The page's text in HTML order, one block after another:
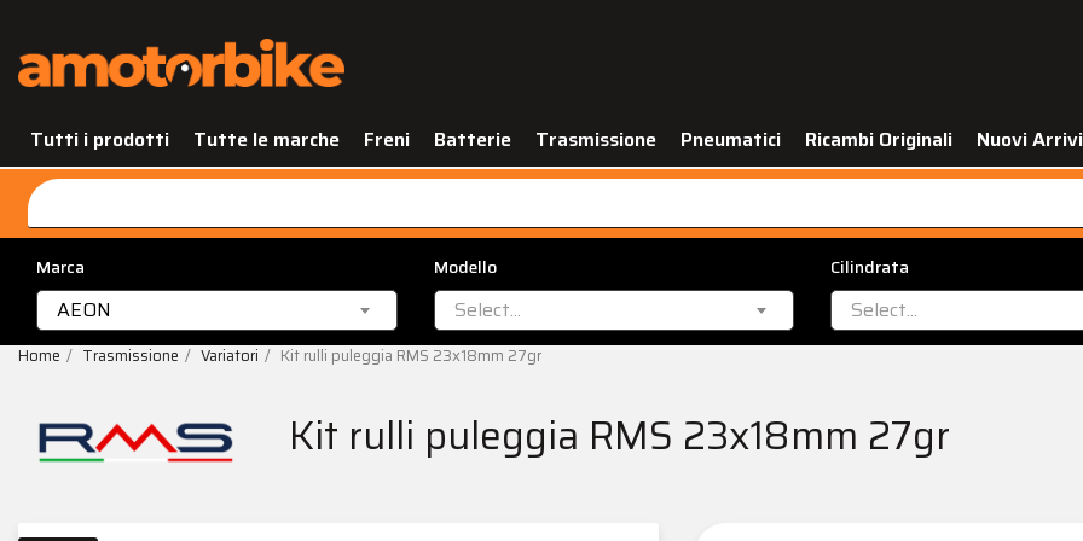
Tutti i prodotti Tutte le marche Freni Batterie Trasmissione Pneumatici Ricambi Originali Nuovi Arrivi
Marca
AEON
Modello
Select...
Cilindrata
Select...
Home Trasmissione Variatori Kit rulli puleggia RMS 23x18mm 27gr
Kit rulli puleggia RMS 23x18mm 27gr